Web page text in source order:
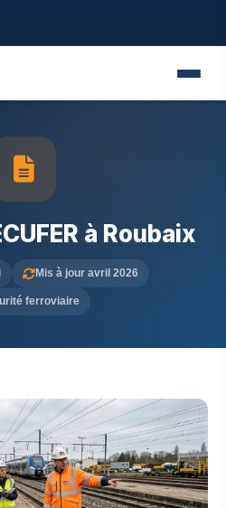
à Roubaix
Mis à jour avril 2026
ferroviaire